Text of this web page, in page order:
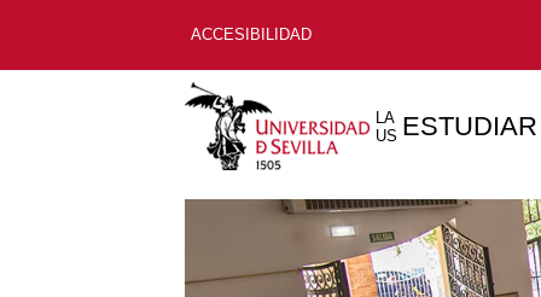
ACCESIBILIDAD
LA
US ESTUDIAR